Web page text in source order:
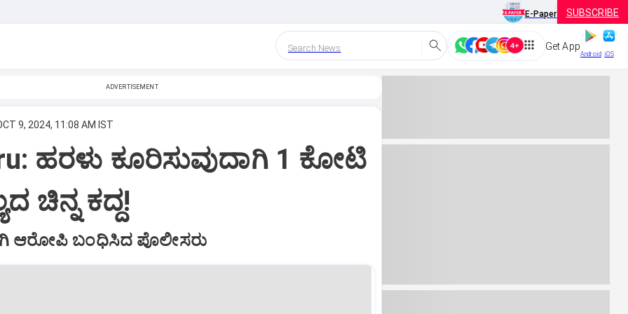
E-Paper SUBSCRIBE
Search News Get App
Android iOS
ADVERTISEMENT
9, 2024, 11:08 AM IST
ಹರಳು ಕೂರಿಸುವುದಾಗಿ 1 ಕೋಟಿ
ಚಿನ್ನ ಕದ್ದ!
ಆರೋಪಿ ಬಂಧಿಸಿದ ಪೊಲೀಸರು